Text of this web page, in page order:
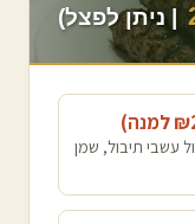
| ניתן לפצל)
למנה)
עשבי תיבול, שמן